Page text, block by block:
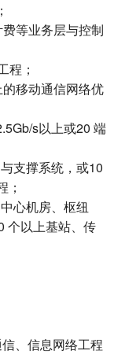
等业务层与控制
程；
的移动通信网络优
s以上或20 端
支撑系统，或10
；
心机房、枢纽
个以上基站、传
、信息网络工程